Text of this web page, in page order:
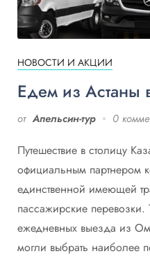
НОВОСТИ И АКЦИИ
Едем из Астаны
от Апельсин-тур 0
Путешествие в столицу
официальным партнером
единственной имеющей
пассажирские
ежедневных выезда из
могли выбрать наиболее